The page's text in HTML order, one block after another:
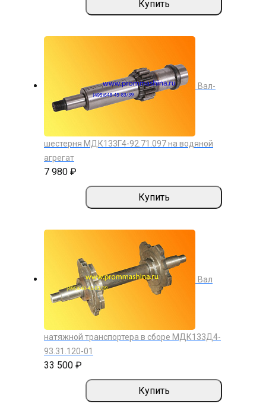
Купить
Вал-
шестерня МДК133Г4-92.71.097 на водяной
агрегат
7 980 ₽
Купить
Вал
натяжной транспортера в сборе МДК133Д4-
93.31.120-01
33 500 ₽
Купить